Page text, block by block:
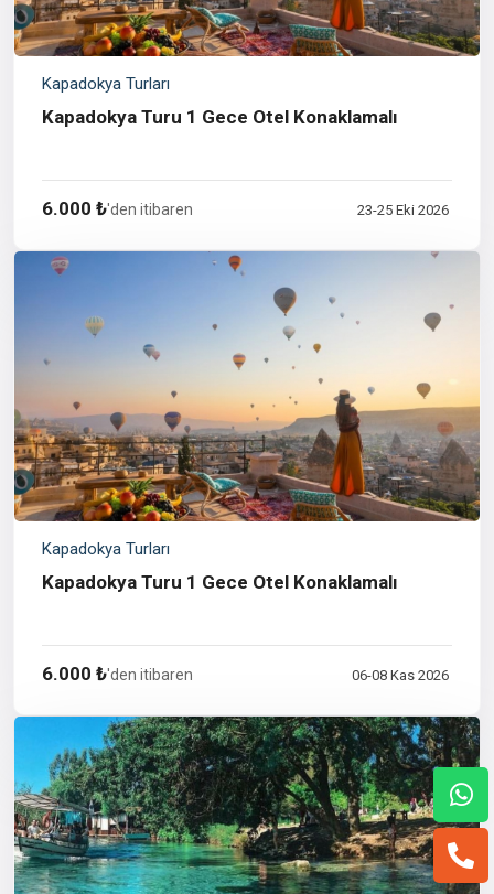
Kapadokya Turları
Kapadokya Turu 1 Gece Otel Konaklamalı
6.000 ₺'den itibaren 23-25 Eki 2026
Kapadokya Turları
Kapadokya Turu 1 Gece Otel Konaklamalı
6.000 ₺'den itibaren 06-08 Kas 2026